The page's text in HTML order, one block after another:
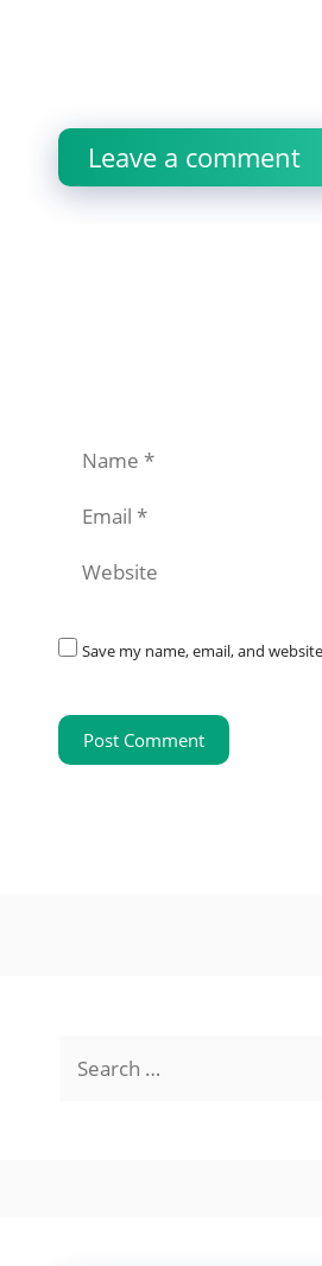
Leave a comment
Save my name, email, and
Search